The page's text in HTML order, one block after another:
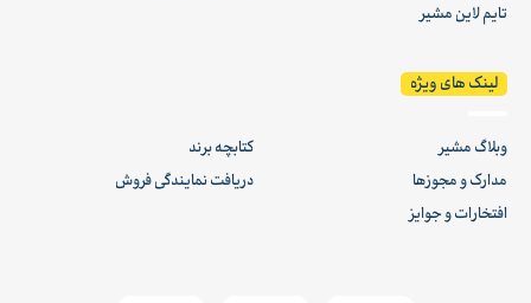
تایم لاین مشیر
لینک های ویژه
وبلاگ مشیر
مدارک و مجوزها
افتخارات و جوایز
کتابچه برند
دریافت نمایندگی فروش